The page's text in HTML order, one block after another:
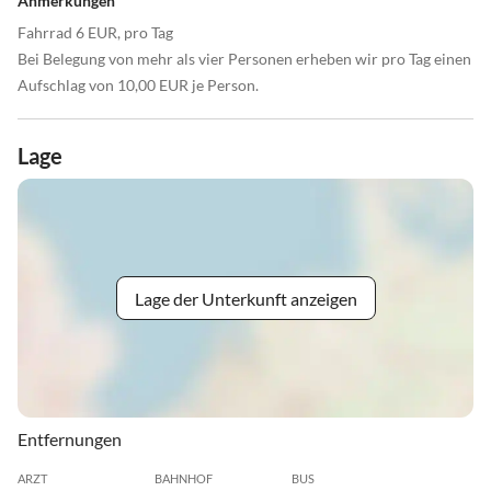
Fahrrad 6 EUR, pro Tag
Bei Belegung von mehr als vier Personen erheben wir pro Tag einen
Aufschlag von 10,00 EUR je Person.
Lage
Lage der Unterkunft anzeigen
Entfernungen
ARZT BAHNHOF BUS